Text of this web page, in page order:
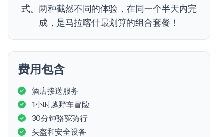
式。两种截然不同的体验，在同一个半天内完
成，是马拉喀什最划算的组合套餐！
费用包含
酒店接送服务
1小时越野车冒险
30分钟骆驼骑行
头盔和安全设备